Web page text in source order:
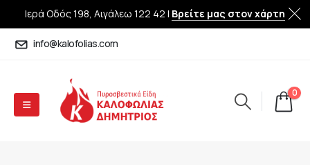
Ιερά Οδός 198, Αιγάλεω 122 42 | Βρείτε μας στον χάρτη
info@kalofolias.com
0